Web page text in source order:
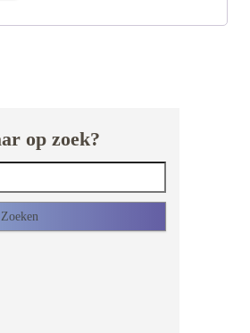
op zoek?